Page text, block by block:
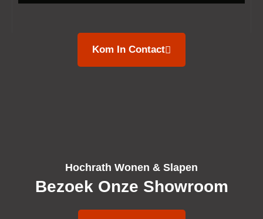
Kom In Contact
Hochrath Wonen & Slapen
Bezoek Onze Showroom